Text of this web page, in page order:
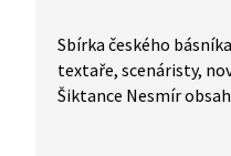
Sbírka českého
textaře, scenáristy,
Šiktance Nesmír